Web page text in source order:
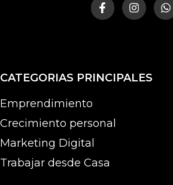
CATEGORIAS PRINCIPALES
Emprendimiento
Crecimiento personal
Marketing Digital
Trabajar desde Casa